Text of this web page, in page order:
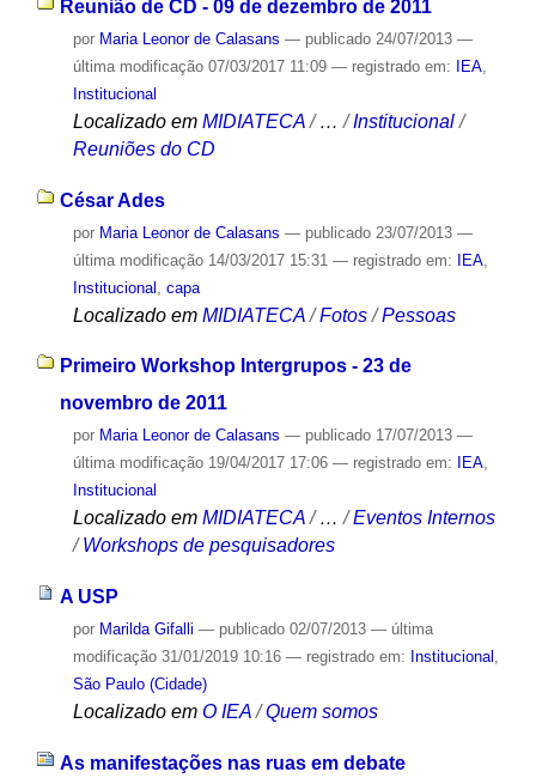
Reunião de CD - 09 de dezembro de 2011
por Maria Leonor de Calasans — publicado24/07/2013 —
última modificação07/03/2017 11:09 — registrado em: IEA,
Institucional
Localizado em MIDIATECA /…/Institucional /
Reuniões do CD
César Ades
por Maria Leonor de Calasans — publicado23/07/2013 —
última modificação14/03/2017 15:31 — registrado em: IEA,
Institucional capa
Localizado em MIDIATECA /Fotos /Pessoas
Primeiro Workshop Intergrupos - 23 de
novembro de 2011
por Maria Leonor de Calasans — publicado17/07/2013 —
última modificação19/04/2017 17:06 — registrado em: IEA,
Institucional
Localizado em MIDIATECA / …/Eventos Internos
/ Workshops de pesquisadores
A USP
por Marilda Gifalli — publicado02/07/2013 — última
modificação31/01/2019 10:16 — registrado em: Institucional ,
São Paulo (Cidade)
Localizado em O IEA /Quem somos
As manifestações nas ruas em debate